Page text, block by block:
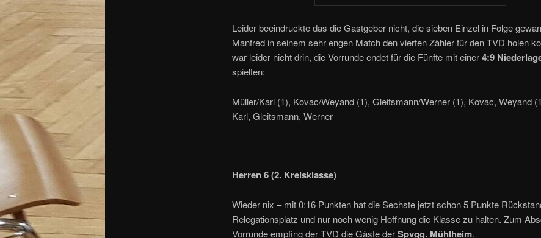
Leider beeindruckte das die Gastgeber nicht, die sieben Einzel in Folge
Manfred in seinem sehr engen Match den vierten Zähler für den TVD holen
war leider nicht drin, die Vorrunde endet für die Fünfte mit einer4:9
spielten:
Müller/Karl (1), Kovac/Weyand (1), Gleitsmann/Werner (1), Kovac, Weyand
Karl, Gleitsmann, Werner
Herren 6 (2. Kreisklasse)
Wieder nix – mit 0:16 Punkten hat die Sechste jetzt schon 5 Punkte
Relegationsplatz und nur noch wenig Hoffnung die Klasse zu halten. Zum
Vorrunde empfing der TVD die Gäste derSpvgg. Mühlheim.